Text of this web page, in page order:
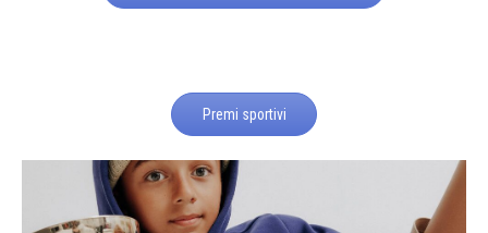
Premi sportivi